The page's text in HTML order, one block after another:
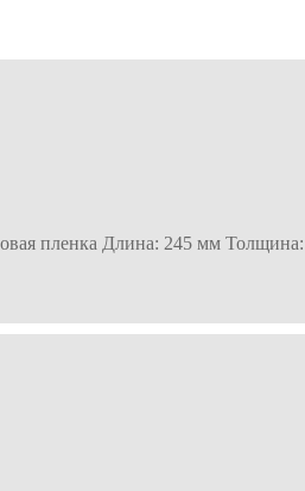
пленка Длина: 245 мм